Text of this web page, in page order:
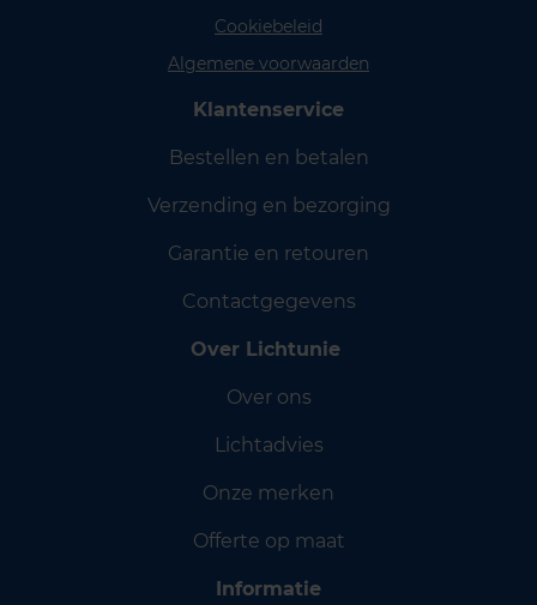
Cookiebeleid
Algemene voorwaarden
Klantenservice
Bestellen en betalen
Verzending en bezorging
Garantie en retouren
Contactgegevens
Over Lichtunie
Over ons
Lichtadvies
Onze merken
Offerte op maat
Informatie